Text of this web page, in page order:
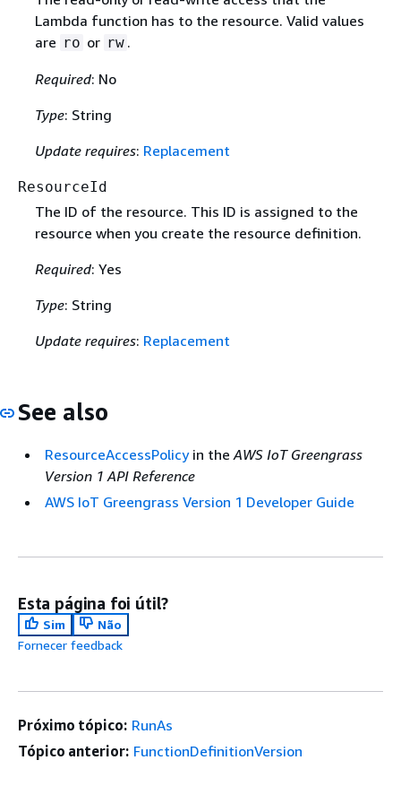
Lambda function has to the resource. Valid values
are ro or rw .
Required: No
Type: String
Update requires: Replacement
ResourceId
The ID of the resource. This ID is assigned to the
resource when you create the resource definition.
Required: Yes
Type: String
Update requires: Replacement
See also
ResourceAccessPolicyin the AWS IoT Greengrass
Version 1 API Reference
AWS IoT Greengrass Version 1 Developer Guide
Esta página foi útil?
Sim
Não
Fornecer feedback
Próximo tópico: RunAs
Tópico anterior: FunctionDefinitionVersion